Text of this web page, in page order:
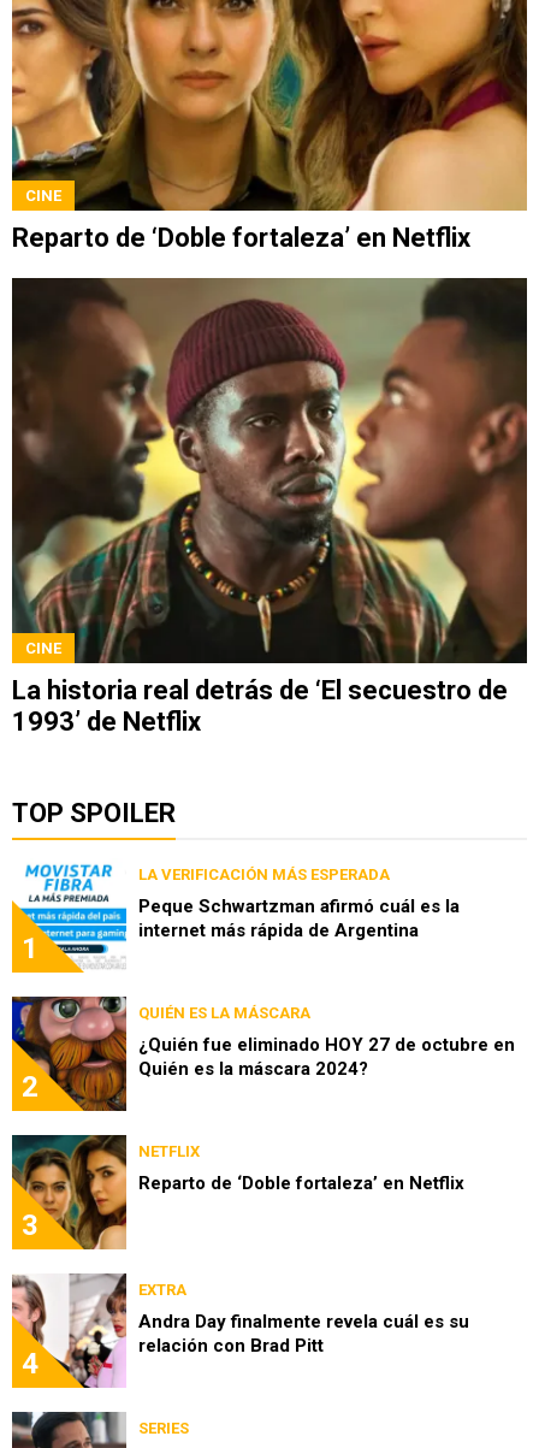
CINE
Reparto de ‘Doble fortaleza’ en Netflix
CINE
La historia real detrás de ‘El secuestro de
1993’ de Netflix
TOP SPOILER
1
LA VERIFICACIÓN MÁS ESPERADA
Peque Schwartzman afirmó cuál es la
internet más rápida de Argentina
2
QUIÉN ES LA MÁSCARA
¿Quién fue eliminado HOY 27 de octubre en
Quién es la máscara 2024?
3
NETFLIX
Reparto de ‘Doble fortaleza’ en Netflix
4
EXTRA
Andra Day finalmente revela cuál es su
relación con Brad Pitt
SERIES